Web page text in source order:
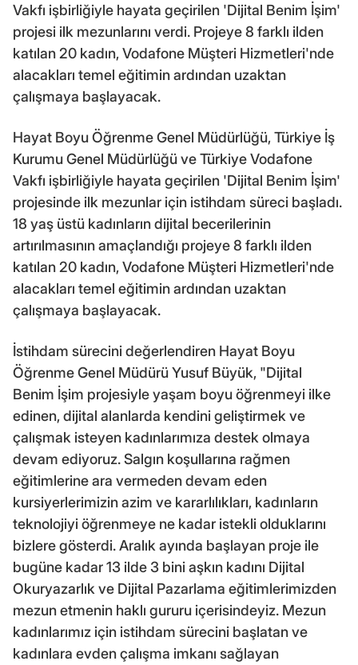
Vakfı işbirliğiyle hayata geçirilen 'Dijital Benim İşim'
projesi ilk mezunlarını verdi. Projeye 8 farklı ilden
katılan 20 kadın, Vodafone Müşteri Hizmetleri'nde
alacakları temel eğitimin ardından uzaktan
çalışmaya başlayacak.
Hayat Boyu Öğrenme Genel Müdürlüğü, Türkiye İş
Kurumu Genel Müdürlüğü ve Türkiye Vodafone
Vakfı işbirliğiyle hayata geçirilen 'Dijital Benim İşim'
projesinde ilk mezunlar için istihdam süreci başladı.
18 yaş üstü kadınların dijital becerilerinin
artırılmasının amaçlandığı projeye 8 farklı ilden
katılan 20 kadın, Vodafone Müşteri Hizmetleri'nde
alacakları temel eğitimin ardından uzaktan
çalışmaya başlayacak.
İstihdam sürecini değerlendiren Hayat Boyu
Öğrenme Genel Müdürü Yusuf Büyük, "Dijital
Benim İşim projesiyle yaşam boyu öğrenmeyi ilke
edinen, dijital alanlarda kendini geliştirmek ve
çalışmak isteyen kadınlarımıza destek olmaya
devam ediyoruz. Salgın koşullarına rağmen
eğitimlerine ara vermeden devam eden
kursiyerlerimizin azim ve kararlılıkları, kadınların
teknolojiyi öğrenmeye ne kadar istekli olduklarını
bizlere gösterdi. Aralık ayında başlayan proje ile
bugüne kadar 13 ilde 3 bini aşkın kadını Dijital
Okuryazarlık ve Dijital Pazarlama eğitimlerimizden
mezun etmenin haklı gururu içerisindeyiz. Mezun
kadınlarımız için istihdam sürecini başlatan ve
kadınlara evden çalışma imkanı sağlayan